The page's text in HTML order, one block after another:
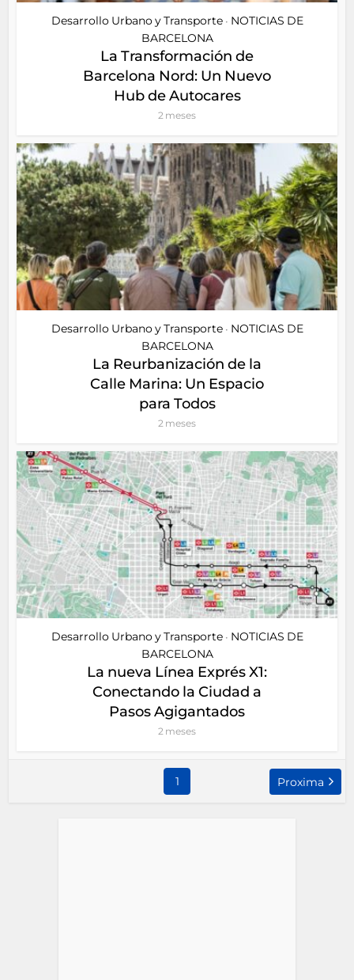
Desarrollo Urbano y Transporte • NOTICIAS DE
BARCELONA
La Transformación de
Barcelona Nord: Un Nuevo
Hub de Autocares
2 meses
Desarrollo Urbano y Transporte • NOTICIAS DE
BARCELONA
La Reurbanización de la
Calle Marina: Un Espacio
para Todos
2 meses
Desarrollo Urbano y Transporte • NOTICIAS DE
BARCELONA
La nueva Línea Exprés X1:
Conectando la Ciudad a
Pasos Agigantados
2 meses
1 Proxima